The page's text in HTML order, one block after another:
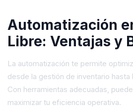
Automatización
Libre: Ventajas y
La automatización te permite
desde la gestión de inventario hasta
Con herramientas adecuadas,
maximizar tu eficiencia operativa.